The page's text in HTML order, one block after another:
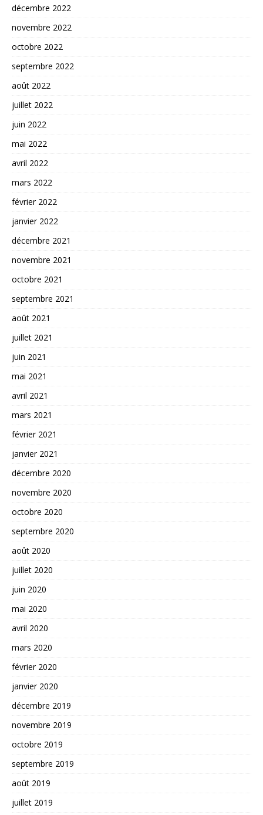
décembre 2022
novembre 2022
octobre 2022
septembre 2022
août 2022
juillet 2022
juin 2022
mai 2022
avril 2022
mars 2022
février 2022
janvier 2022
décembre 2021
novembre 2021
octobre 2021
septembre 2021
août 2021
juillet 2021
juin 2021
mai 2021
avril 2021
mars 2021
février 2021
janvier 2021
décembre 2020
novembre 2020
octobre 2020
septembre 2020
août 2020
juillet 2020
juin 2020
mai 2020
avril 2020
mars 2020
février 2020
janvier 2020
décembre 2019
novembre 2019
octobre 2019
septembre 2019
août 2019
juillet 2019